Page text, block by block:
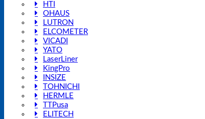
HTI
OHAUS
LUTRON
ELCOMETER
VICADI
YATO
LaserLiner
KingPro
INSIZE
TOHNICHI
HERMLE
TTPusa
ELITECH